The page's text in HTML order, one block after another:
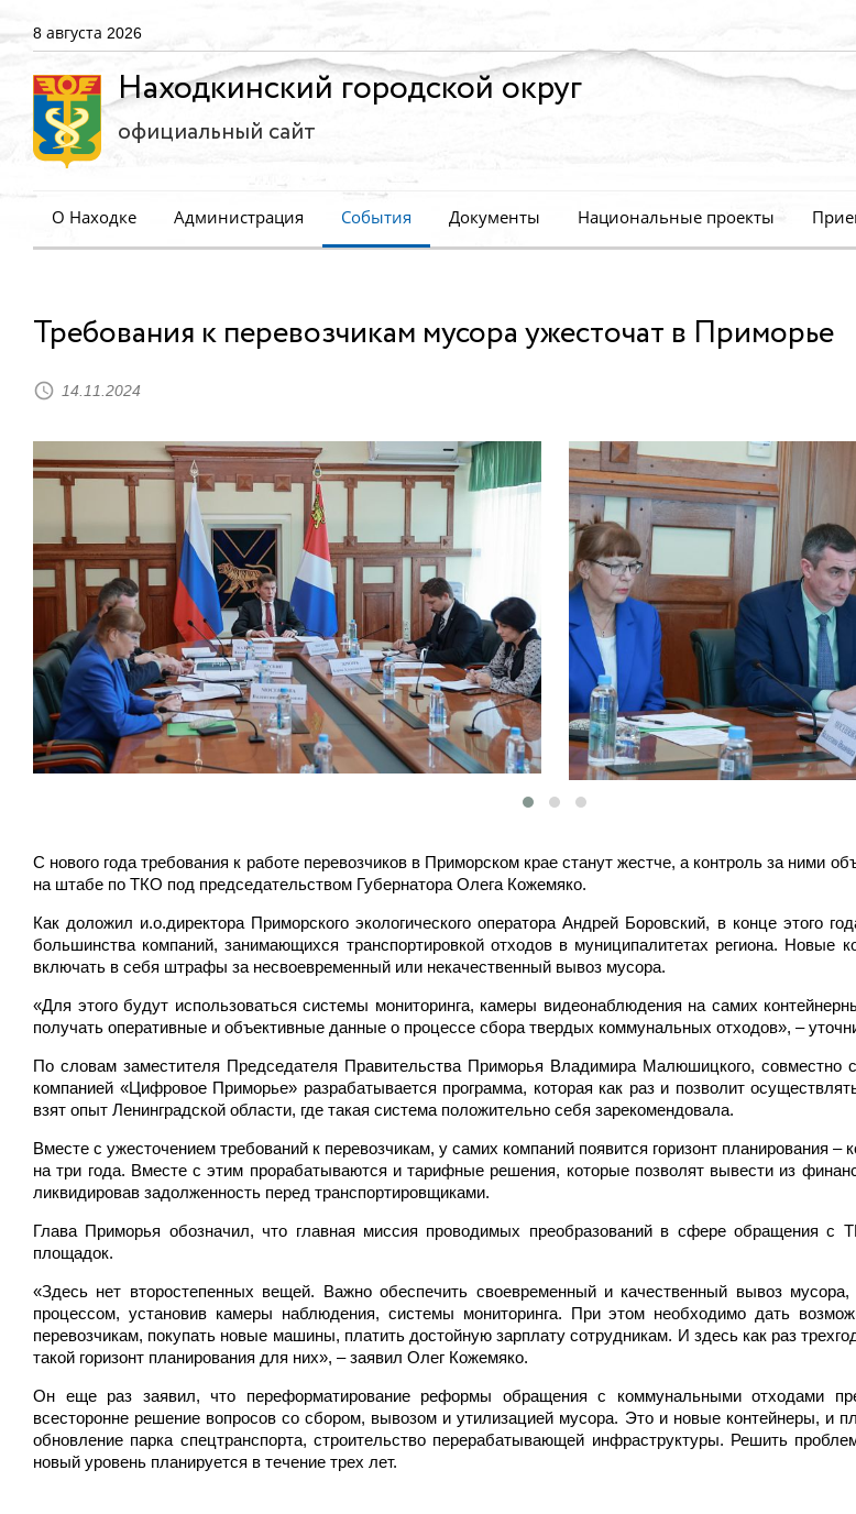
8 августа 2026
Находкинский городской округ
официальный сайт
О Находке Администрация События Документы Национальные проекты
Требования к перевозчикам мусора ужесточат в Приморье
14.11.2024
С нового года требования к работе перевозчиков в Приморском крае станут жестче, а контроль за ними
на штабе по ТКО под председательством Губернатора Олега Кожемяко.
Как доложил и.о.директора Приморского экологического оператора Андрей Боровский, в конце этого
большинства компаний, занимающихся транспортировкой отходов в муниципалитетах региона. Новые
включать в себя штрафы за несвоевременный или некачественный вывоз мусора.
«Для этого будут использоваться системы мониторинга, камеры видеонаблюдения на самих
получать оперативные и объективные данные о процессе сбора твердых коммунальных отходов», –
По словам заместителя Председателя Правительства Приморья Владимира Малюшицкого,
компанией «Цифровое Приморье» разрабатывается программа, которая как раз и позволит
взят опыт Ленинградской области, где такая система положительно себя зарекомендовала.
Вместе с ужесточением требований к перевозчикам, у самих компаний появится горизонт планирования –
на три года. Вместе с этим прорабатываются и тарифные решения, которые позволят вывести из
ликвидировав задолженность перед транспортировщиками.
Глава Приморья обозначил, что главная миссия проводимых преобразований в сфере обращения с
площадок.
«Здесь нет второстепенных вещей. Важно обеспечить своевременный и качественный вывоз
процессом, установив камеры наблюдения, системы мониторинга. При этом необходимо дать
перевозчикам, покупать новые машины, платить достойную зарплату сотрудникам. И здесь как раз
такой горизонт планирования для них», – заявил Олег Кожемяко.
Он еще раз заявил, что переформатирование реформы обращения с коммунальными отходами
всесторонне решение вопросов со сбором, вывозом и утилизацией мусора. Это и новые контейнеры, и
обновление парка спецтранспорта, строительство перерабатывающей инфраструктуры. Решить
новый уровень планируется в течение трех лет.